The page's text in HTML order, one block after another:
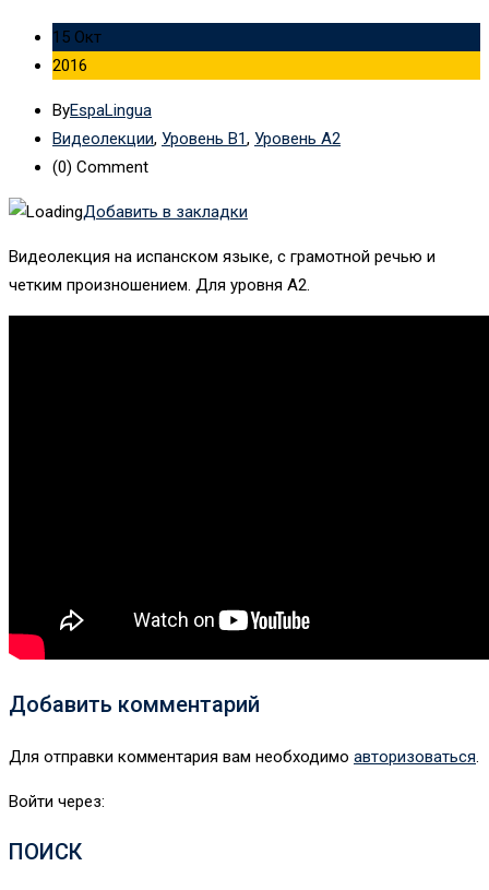
15 Окт
2016
ByEspaLingua
Видеолекции, Уровень B1, Уровень А2
(0) Comment
Добавить в закладки
Видеолекция на испанском языке, с грамотной речью и
четким произношением. Для уровня А2.
Добавить комментарий
Для отправки комментария вам необходимо авторизоваться
Войти через:
ПОИСК